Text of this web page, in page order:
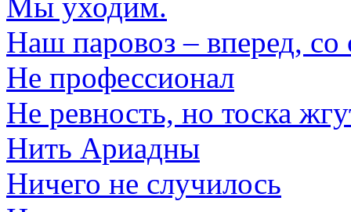
Наш паровоз – вперед, со
Не профессионал
Не ревность, но тоска
Нить Ариадны
Ничего не случилось